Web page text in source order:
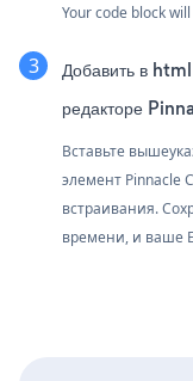
Your code block
Добавить в
редакторе
Вставьте
элемент Pinnacle
встраивания.
времени, и ваше